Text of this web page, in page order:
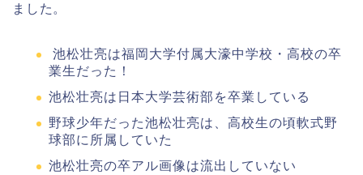
ました。
池松壮亮は福岡大学付属大濠中学校・高校の卒
業生だった！
池松壮亮は日本大学芸術部を卒業している
野球少年だった池松壮亮は、高校生の頃軟式野
球部に所属していた
池松壮亮の卒アル画像は流出していない